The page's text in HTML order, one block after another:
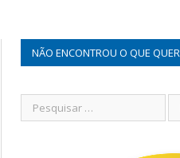
NÃO ENCONTROU O QUE